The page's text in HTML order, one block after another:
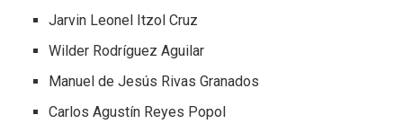
Jarvin Leonel Itzol Cruz
Wilder Rodríguez Aguilar
Manuel de Jesús Rivas Granados
Carlos Agustín Reyes Popol